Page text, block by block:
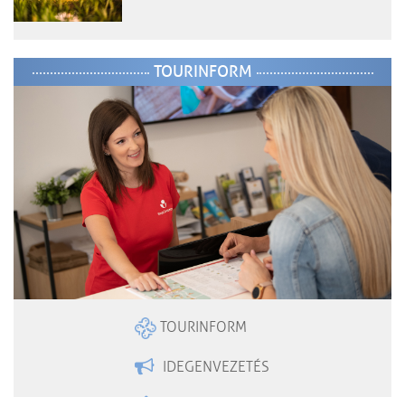
TOURINFORM
TOURINFORM
IDEGENVEZETÉS